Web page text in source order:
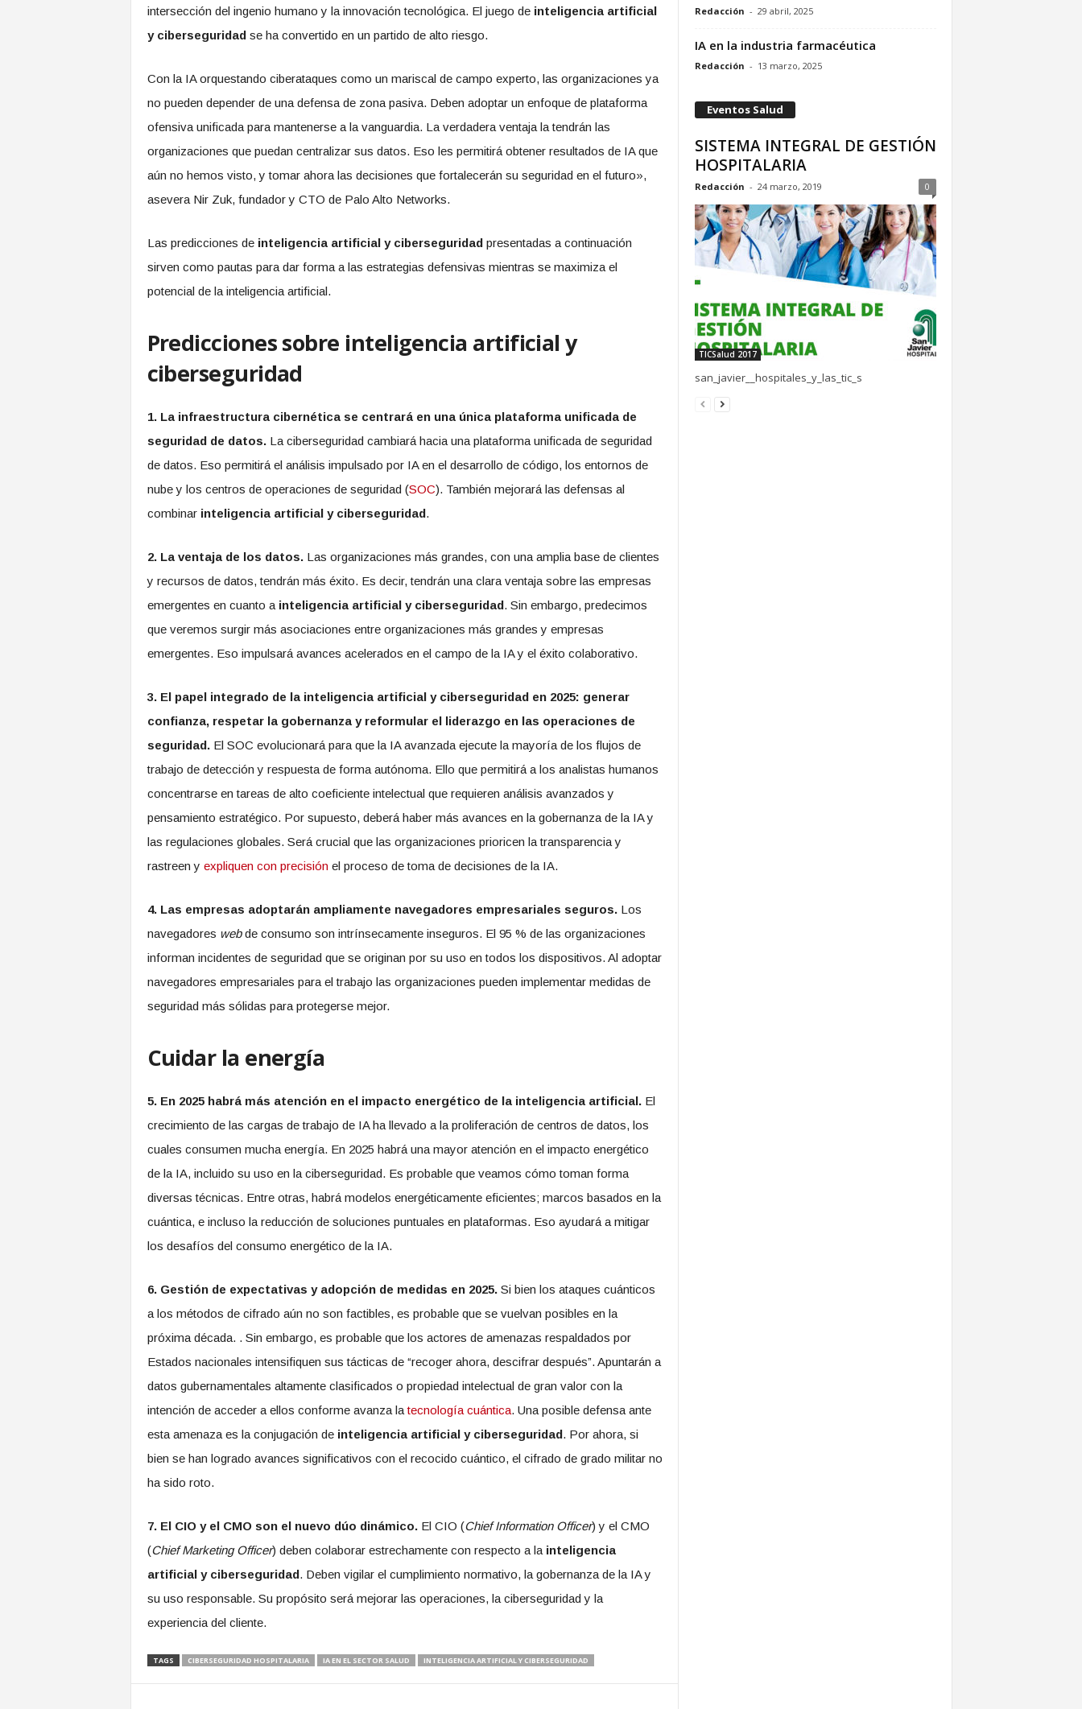
intersección del ingenio humano y la innovación tecnológica. El juego de inteligencia artificial
y ciberseguridadse ha convertido en un partido de alto riesgo.
Con la IA orquestando ciberataques como un mariscal de campo experto, las organizaciones ya
no pueden depender de una defensa de zona pasiva. Deben adoptar un enfoque de plataforma
ofensiva unificada para mantenerse a la vanguardia. La verdadera ventaja la tendrán las
organizaciones que puedan centralizar sus datos. Eso les permitirá obtener resultados de IA que
aún no hemos visto, y tomar ahora las decisiones que fortalecerán su seguridad en el futuro»,
asevera Nir Zuk, fundador y CTO de Palo Alto Networks.
Las predicciones de inteligencia artificial y ciberseguridadpresentadas a continuación
sirven como pautas para dar forma a las estrategias defensivas mientras se maximiza el
potencial de la inteligencia artificial.
Predicciones sobre inteligencia artificial y
ciberseguridad
1. La infraestructura cibernética se centrará en una única plataforma unificada de
seguridad de datos.La ciberseguridad cambiará hacia una plataforma unificada de seguridad
de datos. Eso permitirá el análisis impulsado por IA en el desarrollo de código, los entornos de
nube y los centros de operaciones de seguridad (SOC). También mejorará las defensas al
combinar inteligencia artificial y ciberseguridad.
2. La ventaja de los datos.Las organizaciones más grandes, con una amplia base de clientes
y recursos de datos, tendrán más éxito. Es decir, tendrán una clara ventaja sobre las empresas
emergentes en cuanto a inteligencia artificial y ciberseguridad. Sin embargo, predecimos
que veremos surgir más asociaciones entre organizaciones más grandes y empresas
emergentes. Eso impulsará avances acelerados en el campo de la IA y el éxito colaborativo.
3. El papel integrado de la inteligencia artificial y ciberseguridad en 2025: generar
confianza, respetar la gobernanza y reformular el liderazgo en las operaciones de
seguridad. El SOC evolucionará para que la IA avanzada ejecute la mayoría de los flujos de
trabajo de detección y respuesta de forma autónoma. Ello que permitirá a los analistas humanos
concentrarse en tareas de alto coeficiente intelectual que requieren análisis avanzados y
pensamiento estratégico. Por supuesto, deberá haber más avances en la gobernanza de la IA y
las regulaciones globales. Será crucial que las organizaciones prioricen la transparencia y
rastreen y expliquen con precisiónel proceso de toma de decisiones de la IA.
4. Las empresas adoptarán ampliamente navegadores empresariales seguros.Los
navegadores webde consumo son intrínsecamente inseguros. El 95 % de las organizaciones
informan incidentes de seguridad que se originan por su uso en todos los dispositivos. Al adoptar
navegadores empresariales para el trabajo las organizaciones pueden implementar medidas de
seguridad más sólidas para protegerse mejor.
Cuidar la energía
5. En 2025 habrá más atención en el impacto energético de la inteligencia artificial.El
crecimiento de las cargas de trabajo de IA ha llevado a la proliferación de centros de datos, los
cuales consumen mucha energía. En 2025 habrá una mayor atención en el impacto energético
de la IA, incluido su uso en la ciberseguridad. Es probable que veamos cómo toman forma
diversas técnicas. Entre otras, habrá modelos energéticamente eficientes; marcos basados en la
cuántica, e incluso la reducción de soluciones puntuales en plataformas. Eso ayudará a mitigar
los desafíos del consumo energético de la IA.
6. Gestión de expectativas y adopción de medidas en 2025.Si bien los ataques cuánticos
a los métodos de cifrado aún no son factibles, es probable que se vuelvan posibles en la
próxima década. . Sin embargo, es probable que los actores de amenazas respaldados por
Estados nacionales intensifiquen sus tácticas de “recoger ahora, descifrar después”. Apuntarán a
datos gubernamentales altamente clasificados o propiedad intelectual de gran valor con la
intención de acceder a ellos conforme avanza latecnología cuántica. Una posible defensa ante
esta amenaza es la conjugación de inteligencia artificial y ciberseguridad. Por ahora, si
bien se han logrado avances significativos con el recocido cuántico, el cifrado de grado militar no
ha sido roto.
7. El CIO y el CMO son el nuevo dúo dinámico.El CIO (Chief Information Officer) y el CMO
(Chief Marketing Officer) deben colaborar estrechamente con respecto a la inteligencia
artificial y ciberseguridad. Deben vigilar el cumplimiento normativo, la gobernanza de la IA y
su uso responsable. Su propósito será mejorar las operaciones, la ciberseguridad y la
experiencia del cliente.
TAGS CIBERSEGURIDAD HOSPITALARIA IA EN EL SECTOR SALUD INTELIGENCIA ARTIFICIAL Y CIBERSEGURIDAD
Redacción - 29 abril, 2025
IA en la industria farmacéutica
Redacción - 13 marzo, 2025
Eventos Salud
SISTEMA INTEGRAL DE GESTIÓN
HOSPITALARIA
Redacción - 24 marzo, 2019 0
TICSalud 2017
san_javier__hospitales_y_las_tic_s